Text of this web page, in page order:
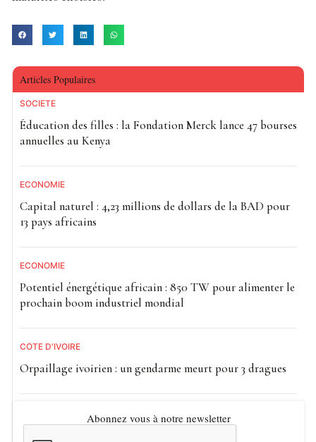
Articles Populaires
SOCIETE
Éducation des filles : la Fondation Merck lance 47 bourses
annuelles au Kenya
ECONOMIE
Capital naturel : 4,23 millions de dollars de la BAD pour
13 pays africains
ECONOMIE
Potentiel énergétique africain : 850 TW pour alimenter le
prochain boom industriel mondial
CÔTE D'IVOIRE
Orpaillage ivoirien : un gendarme meurt pour 3 dragues
Abonnez vous à notre newsletter